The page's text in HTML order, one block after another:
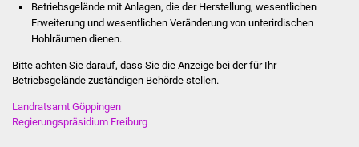
Kolping-Musikschule
Soziale Einrichtungen
Betriebsgelände mit Anlagen, die der Herstellung, wesentlichen
Erweiterung und wesentlichen Veränderung von unterirdischen
Hohlräumen dienen.
Bitte achten Sie darauf, dass Sie die Anzeige bei der für Ihr
Betriebsgelände zuständigen Behörde stellen.
Landratsamt Göppingen
Regierungspräsidium Freiburg